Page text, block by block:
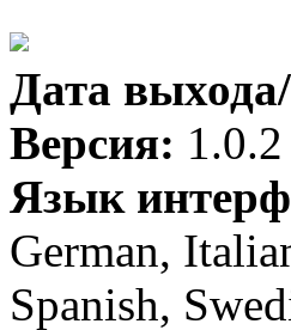
Дата
Версия: 1.0.2
Язык
German,
Spanish,